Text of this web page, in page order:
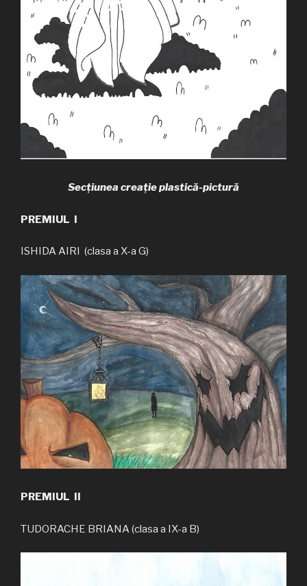
Secțiunea creație plastică-pictură
PREMIUL I
ISHIDA AIRI (clasa a X-a G)
PREMIUL II
TUDORACHE BRIANA (clasa a IX-a B)